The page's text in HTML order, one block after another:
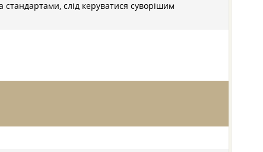
слід керуватися суворішим